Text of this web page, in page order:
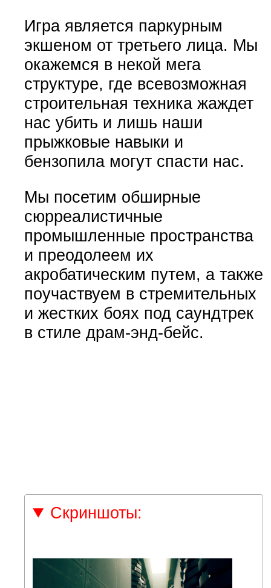
Игра является паркурным
экшеном от третьего лица. Мы
окажемся в некой мега
структуре, где всевозможная
строительная техника жаждет
нас убить и лишь наши
прыжковые навыки и
бензопила могут спасти нас.
Мы посетим обширные
сюрреалистичные
промышленные пространства
и преодолеем их
акробатическим путем, а также
поучаствуем в стремительных
и жестких боях под саундтрек
в стиле драм-энд-бейс.
Скриншоты: